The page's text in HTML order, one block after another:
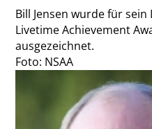
Bill Jensen wurde für
Livetime Achievement
ausgezeichnet.
Foto: NSAA